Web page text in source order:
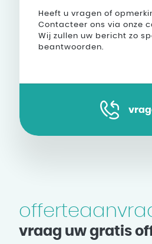
Heeft u vragen of
Contacteer ons via onze
Wij zullen uw bericht zo
beantwoorden.
vraag uw gratis